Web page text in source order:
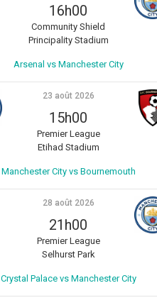
16h00
Community Shield
Principality Stadium
Arsenal vs Manchester City
23 août 2026
15h00
Premier League
Etihad Stadium
Manchester City vs Bournemouth
28 août 2026
21h00
Premier League
Selhurst Park
Crystal Palace vs Manchester City